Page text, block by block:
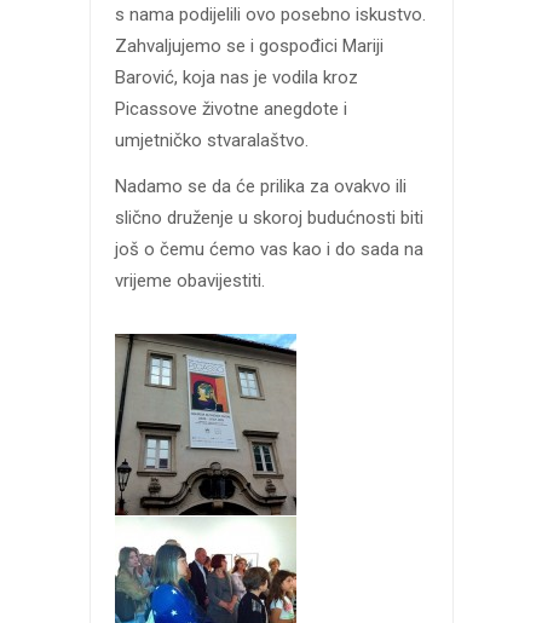
s nama podijelili ovo posebno iskustvo.
Zahvaljujemo se i gospođici Mariji
Barović, koja nas je vodila kroz
Picassove životne anegdote i
umjetničko stvaralaštvo.
Nadamo se da će prilika za ovakvo ili
slično druženje u skoroj budućnosti biti
još o čemu ćemo vas kao i do sada na
vrijeme obavijestiti.